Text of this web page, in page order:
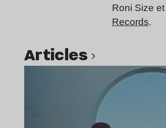
Roni Size
Records.
Articles
Lire l’article